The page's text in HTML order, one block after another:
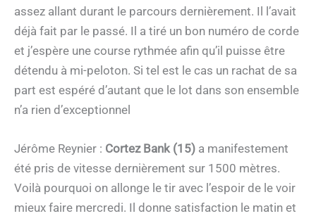
assez allant durant le parcours dernièrement. Il l’avait
déjà fait par le passé. Il a tiré un bon numéro de corde
et j’espère une course rythmée afin qu’il puisse être
détendu à mi-peloton. Si tel est le cas un rachat de sa
part est espéré d’autant que le lot dans son ensemble
n’a rien d’exceptionnel
Jérôme Reynier : Cortez Bank (15) a manifestement
été pris de vitesse dernièrement sur 1500 mètres.
Voilà pourquoi on allonge le tir avec l’espoir de le voir
mieux faire mercredi. Il donne satisfaction le matin et